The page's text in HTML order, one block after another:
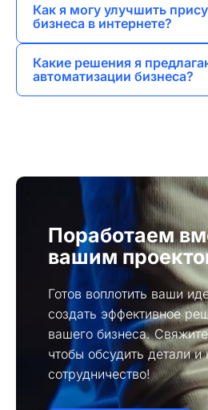
логотипа, айдентики и
Как я могу улучшить
бизнеса в интернете?
продвижение, контекстную
Какие решения я
автоматизации бизнеса?
Поработаем
вашим
Готов воплотить ваши
создать эффективное
вашего бизнеса.
чтобы обсудить детали и
сотрудничество!